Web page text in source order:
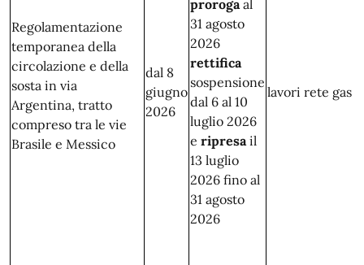
Regolamentazione
temporanea della
circolazione e della
sosta in via
Argentina, tratto
compreso tra le vie
Brasile e Messico
dal 8
giugno
2026
prorogaal
31 agosto
2026
rettifica
sospensione
dal 6 al 10
luglio 2026
e ripresail
13 luglio
2026 fino al
31 agosto
2026
lavori rete gas